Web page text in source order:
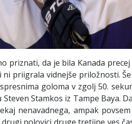
priznati, da je bila Kanada
ni priigrala vidnejše priložnosti.
goloma v zgolj 50.
Stamkos iz Tampe Baya.
nenavadnega, ampak